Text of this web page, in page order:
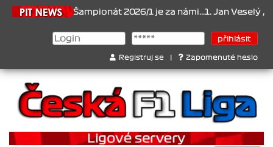
Šampionát 2026/1 je za námi...1. Jan Veselý , 2.
Registruj se Zapomenuté heslo